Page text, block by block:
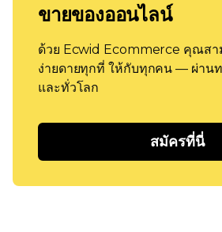
ขายของออนไลน์
ด้วย Ecwid Ecommerce คุณสา
ง่ายดายทุกที่ ให้กับทุกคน — ผ่านท
และทั่วโลก
สมัครที่นี่